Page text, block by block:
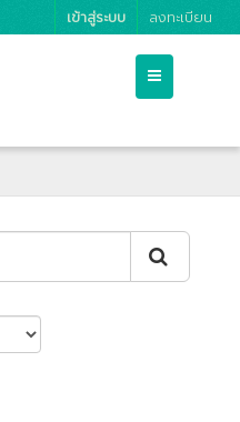
เข้าสู่ระบบ ลงทะเบียน